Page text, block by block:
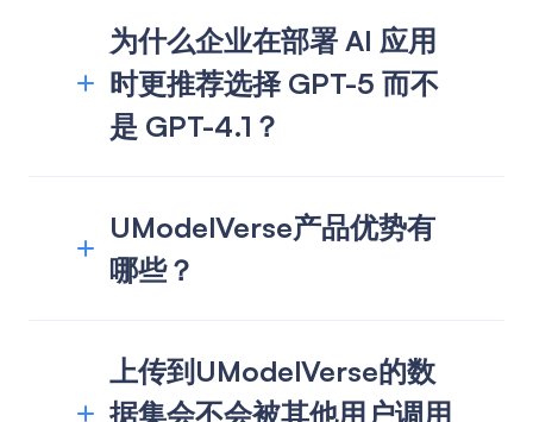
为什么企业在部署 AI 应用
时更推荐选择 GPT-5 而不
是 GPT-4.1？
UModelVerse产品优势有
哪些？
上传到UModelVerse的数
据集会不会被其他用户调用